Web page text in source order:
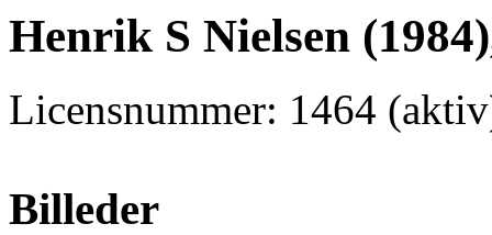
Henrik S Nielsen
Licensnummer: 1464
Billeder